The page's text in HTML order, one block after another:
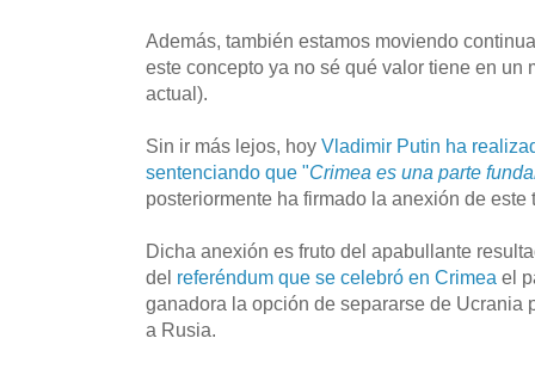
Además, también estamos moviendo
este concepto ya no sé qué valor tiene en un
actual).
Sin ir más lejos, hoy Vladimir Putin ha
sentenciando que "Crimea es una parte
posteriormente ha firmado la anexión de este
Dicha anexión es fruto del apabullante
del referéndum que se celebró en Crimea el
ganadora la opción de separarse de Ucrania
a Rusia.